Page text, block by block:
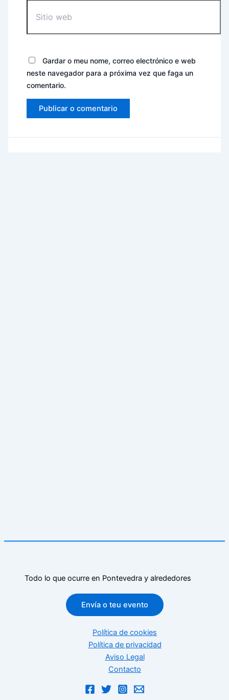
web
Gardar o meu nome, correo electrónico e web
neste navegador para a próxima vez que faga un
comentario.
Todo lo que ocurre en Pontevedra y alrededores
Envía o teu evento
Política de cookies
Política de privacidad
Aviso Legal
Contacto